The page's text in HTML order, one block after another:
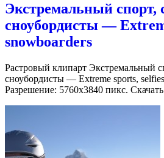
Экстремальный спорт,
сноубордисты —
snowboarders
Растровый клипарт Экстремальный
сноубордисты — Extreme sports,
Разрешение: 5760х3840 пикс. Скачать